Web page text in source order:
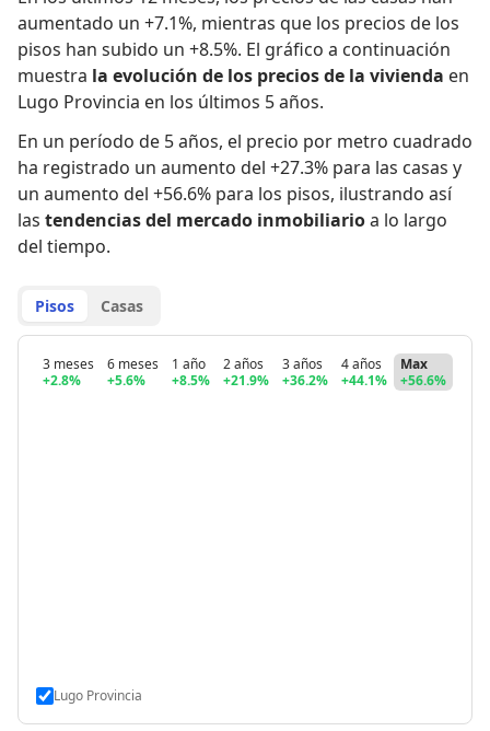
aumentado un +7.1%, mientras que los precios de los
pisos han subido un +8.5%. El gráfico a continuación
muestra la evolución de los precios de la vivienda en
Lugo Provincia en los últimos 5 años.
En un período de 5 años, el precio por metro cuadrado
ha registrado un aumento del +27.3% para las casas y
un aumento del +56.6% para los pisos, ilustrando así
las tendencias del mercado inmobiliarioa lo largo
del tiempo.
Pisos Casas
3 meses
+2.8%
6 meses
+5.6%
1 año
+8.5%
2 años
+21.9%
3 años
+36.2%
4 años
+44.1%
Max
+56.6%
Lugo Provincia